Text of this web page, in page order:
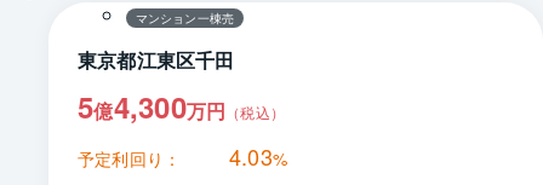
マンション一棟売
東京都江東区千田
5億4,300万円 （税込）
予定利回り： 4.03%